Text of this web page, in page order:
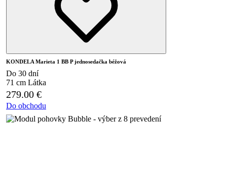
KONDELA Marieta 1 BB P jednosedačka béžová
Do 30 dní
71 cm Látka
279.00 €
Do obchodu